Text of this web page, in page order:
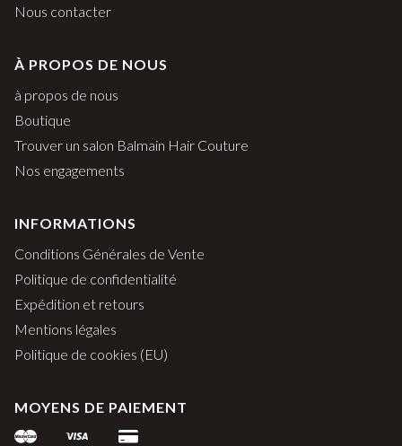
Nous contacter
À PROPOS DE NOUS
à propos de nous
Boutique
Trouver un salon Balmain Hair Couture
Nos engagements
INFORMATIONS
Conditions Générales de Vente
Politique de confidentialité
Expédition et retours
Mentions légales
Politique de cookies (EU)
MOYENS DE PAIEMENT